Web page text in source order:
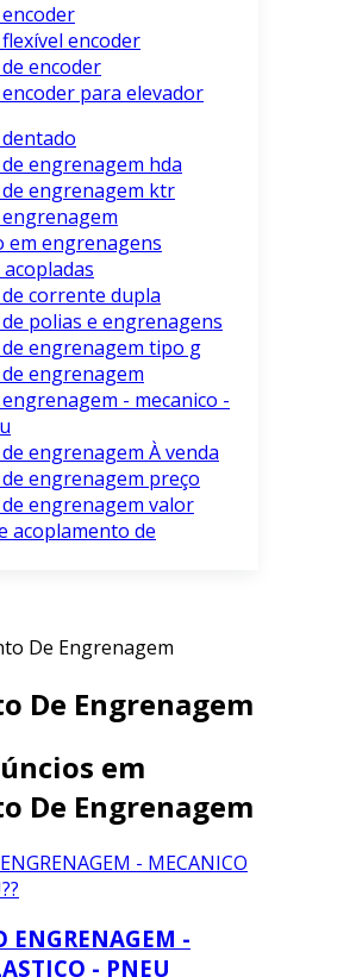
encoder
encoder
para elevador
engrenagem hda
engrenagem ktr
em engrenagens
corrente dupla
polias e engrenagens
engrenagem tipo g
engrenagem
- mecanico -
engrenagem À venda
engrenagem preço
engrenagem valor
acoplamento de
De Engrenagem
De Engrenagem
em
De Engrenagem
ENGRENAGEM -
- PNEU